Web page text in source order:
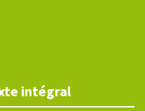
intégral